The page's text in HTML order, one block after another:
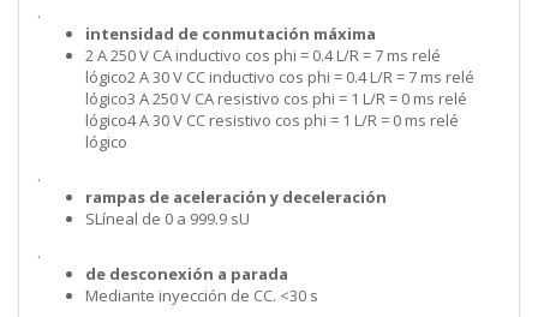
.
intensidad de conmutación máxima
2 A 250 V CA inductivo cos phi = 0.4 L/R = 7 ms relé
lógico2 A 30 V CC inductivo cos phi = 0.4 L/R = 7 ms relé
lógico3 A 250 V CA resistivo cos phi = 1 L/R = 0 ms relé
lógico4 A 30 V CC resistivo cos phi = 1 L/R = 0 ms relé
lógico
.
rampas de aceleración y deceleración
SLíneal de 0 a 999.9 sU
.
de desconexión a parada
Mediante inyección de CC. <30 s